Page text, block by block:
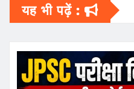
यह भी पढ़ें :